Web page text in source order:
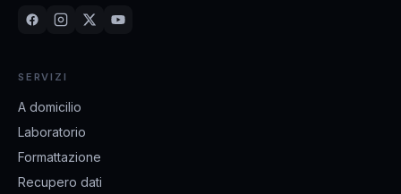
SERVIZI
A domicilio
Laboratorio
Formattazione
Recupero dati